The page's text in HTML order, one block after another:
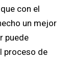
con el
un mejor
puede
proceso de